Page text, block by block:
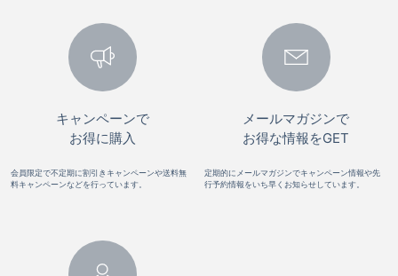
キャンペーンで
お得に購入
会員限定で不定期に割引きキャンペーンや送料無
料キャンペーンなどを行っています。
メールマガジンで
お得な情報をGET
定期的にメールマガジンでキャンペーン情報や先
行予約情報をいち早くお知らせしています。